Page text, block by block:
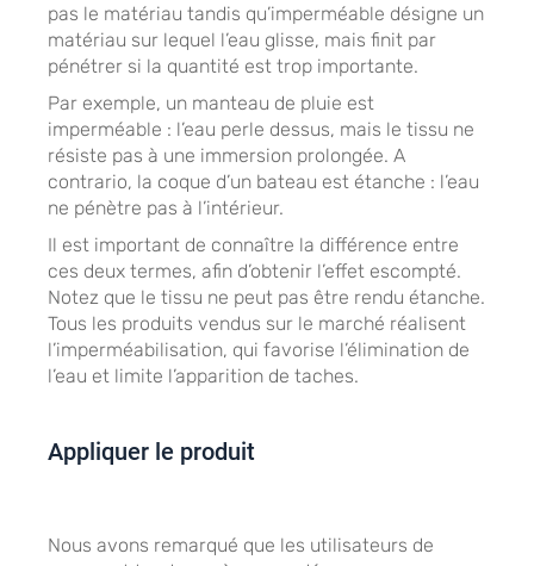
pas le matériau tandis qu’imperméable désigne un
matériau sur lequel l’eau glisse, mais finit par
pénétrer si la quantité est trop importante.
Par exemple, un manteau de pluie est
imperméable : l’eau perle dessus, mais le tissu ne
résiste pas à une immersion prolongée. A
contrario, la coque d’un bateau est étanche : l’eau
ne pénètre pas à l’intérieur.
Il est important de connaître la différence entre
ces deux termes, afin d’obtenir l’effet escompté.
Notez que le tissu ne peut pas être rendu étanche.
Tous les produits vendus sur le marché réalisent
l’imperméabilisation, qui favorise l’élimination de
l’eau et limite l’apparition de taches.
Appliquer le produit
Nous avons remarqué que les utilisateurs de